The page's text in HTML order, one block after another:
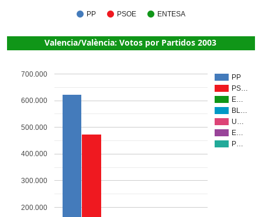
PP PSOE ENTESA
Valencia/València: Votos por Partidos 2003
PP
PS…
E…
BL…
U…
E…
P…
200.000
300.000
400.000
500.000
600.000
700.000